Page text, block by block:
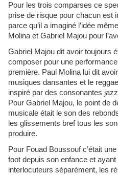
Pour les trois comparses ce
prise de risque pour chacun est
parce qu’il a imaginé l’idée
Molina et Gabriel Majou pour
Gabriel Majou dit avoir toujours
composer pour une
première. Paul Molina lui dit
musiques dansantes et le
inspiré par des consonantes
Pour Gabriel Majou, le point de
musicale était le son des
les glissements bref tous les
produire.
Pour Fouad Boussouf c’était
foot depuis son enfance et
interlocuteurs séparément, les